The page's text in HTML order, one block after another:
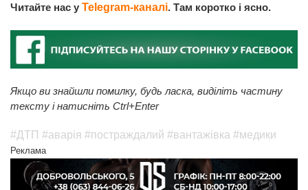
Читайте нас у Telegram-каналі. Там коротко і ясно.
Якщо ви знайшли помилку, будь ласка, виділіть частину
тексту і натисніть Ctrl+Enter
#ДТП #аварія #постраждалий #вантажівка #медики
Реклама